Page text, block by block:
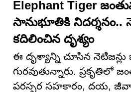
Elephant Tiger
సానుభూతికి నిదర్శనం..
కదిలించిన దృశ్యం
ఈ దృశ్యాన్ని చూసిన
గురవుతున్నారు. ప్రకృతిలో
పరస్పర సహకారం, దయ,